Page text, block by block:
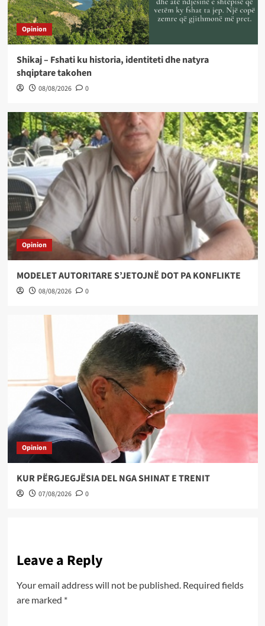
Opinion
Shikaj – Fshati ku historia, identiteti dhe natyra
shqiptare takohen
08/08/2026 0
Opinion
MODELET AUTORITARE S’JETOJNË DOT PA KONFLIKTE
08/08/2026 0
Opinion
KUR PËRGJEGJËSIA DEL NGA SHINAT E TRENIT
07/08/2026 0
Leave a Reply
Your email address will not be published. Required fields
are marked *